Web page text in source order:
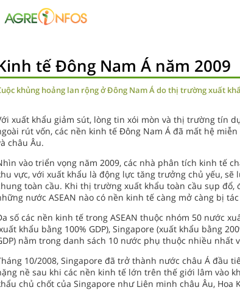
tế Đông Nam Á năm 2009
khủng hoảng lan rộng ở Đông Nam Á do thị trường xuất
xuất khẩu giảm sút, lòng tin xói mòn và thị trường tín
rút vốn, các nền kinh tế Đông Nam Á đã mất hệ
châu Âu.
vào triển vọng năm 2009, các nhà phân tích kinh tế
vực, với xuất khẩu là động lực tăng trưởng chủ yếu, sẽ
toàn cầu. Khi thị trường xuất khẩu toàn cầu sụp
nước ASEAN nào có nền kinh tế càng mở càng bị
số các nền kinh tế trong ASEAN thuộc nhóm 50 nước
khẩu bằng 100% GDP), Singapore (xuất khẩu bằng
nằm trong danh sách 10 nước phụ thuộc nhiều nhất
10/2008, Singapore đã trở thành nước châu Á đầu
nề sau khi các nền kinh tế lớn trên thế giới lâm vào
chủ chốt của Singapore như Liên minh châu Âu, Hoa